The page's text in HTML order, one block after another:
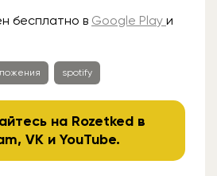
бесплатно в Google Play и
spotify
на Rozetked в
,VK иYouTube.